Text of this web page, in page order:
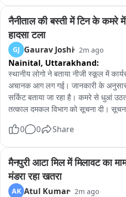
नहर की पटरी पर सुरक्षा के इंतजाम नहीं
सुरक्षा व्यवस्था की कमी के चलते हादसे का
मौके पर पहुंची पुलिस ने शुरू की कार्रवाई
थाना ताजगंज क्षेत्र का मामला
नैनीताल की बस्ती में टिन के कमरे
हादसा टला
GJ Gaurav Joshi 2m ago
Nainital, Uttarakhand:
स्थानीय लोगो ने बताया नीजी स्कूल में
अचानक आग लग गई। जानकारी के
सर्किट बताया जा रहा है। कमरे से धुआं
तत्काल दमकल विभाग को सूचना दी।
टिन के बने कमरे होने के कारण आग फैलने
प्रयास किया। काफी मशक्कत के बाद
आग पर काबू पा लिया। आग लगने के
था। यदि उस समय कोई व्यक्ति कमरे में
आग से कमरे में रखा सामान कितना
0 0 Share
मैनपुरी आटा मिल में मिलावट का
मंडरा रहा खतरा
AK Atul Kumar 2m ago